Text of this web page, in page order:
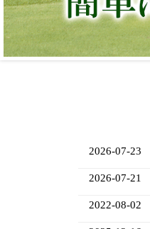
2026-07-23
2026-07-21
2022-08-02